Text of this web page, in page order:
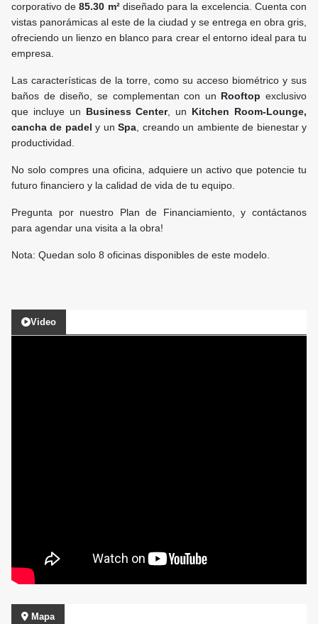
corporativo de85.30 m²diseñado para la excelencia. Cuenta con
vistas panorámicas al este de la ciudad y se entrega en obra gris,
ofreciendo un lienzo en blanco para crear el entorno ideal para tu
empresa.
Las características de la torre, como su acceso biométrico y sus
baños de diseño, se complementan con un Rooftop exclusivo
que incluye un Business Center, un Kitchen Room-Lounge,
cancha de padel y unSpa , creando un ambiente de bienestar y
productividad.
No solo compres una oficina, adquiere un activo que potencie tu
futuro financiero y la calidad de vida de tu equipo.
Pregunta por nuestro Plan de Financiamiento, y contáctanos
para agendar una visita a la obra!
Nota: Quedan solo 8 oficinas disponibles de este modelo.
Video
Mapa